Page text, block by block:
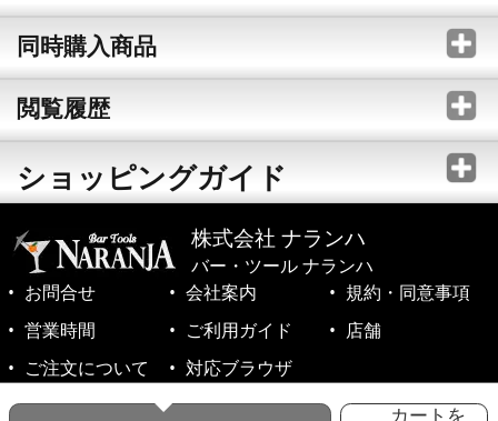
カートを
同時購入商品
閲覧履歴
ショッピングガイド
株式会社 ナランハ
バー・ツール ナランハ
お問合せ
会社案内
規約・同意事項
営業時間
ご利用ガイド
店舗
ご注文について
対応ブラウザ
©1999-2026 NARANJA Inc. All Rights Reserved.